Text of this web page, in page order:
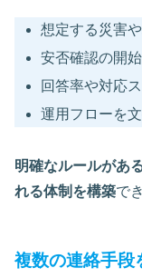
想定する災害
安否確認の開
回答率や対応
運用フローを
明確なルールがあ
れる体制を構築で
複数の連絡手段